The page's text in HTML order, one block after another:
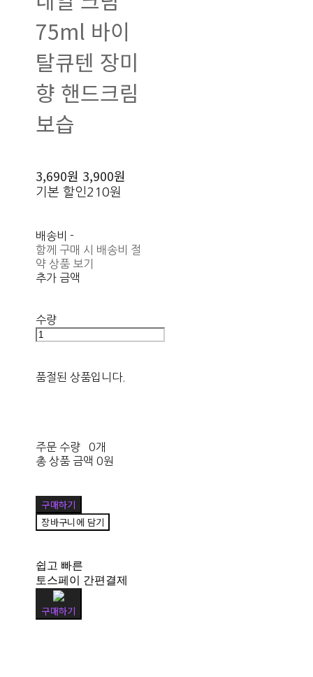
75ml 바이
탈큐텐 장미
향 핸드크림
보습
3,690원 3,900원
기본 할인210원
배송비 -
함께 구매 시 배송비 절
약 상품 보기
추가 금액
수량
품절된 상품입니다.
주문 수량
0개
총 상품 금액 0원
구매하기
장바구니에 담기
쉽고 빠른
토스페이 간편결제
구매하기